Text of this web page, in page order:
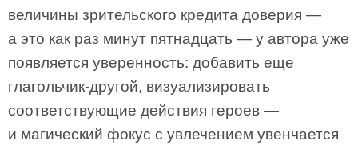
величины зрительского кредита доверия —
а это как раз минут пятнадцать — у автора уже
появляется уверенность: добавить еще
глагольчик-другой, визуализировать
соответствующие действия героев —
и магический фокус с увлечением увенчается